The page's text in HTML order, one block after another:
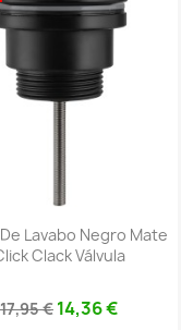
Lavabo Negro Mate
Clack Válvula
17,95 € 14,36 €